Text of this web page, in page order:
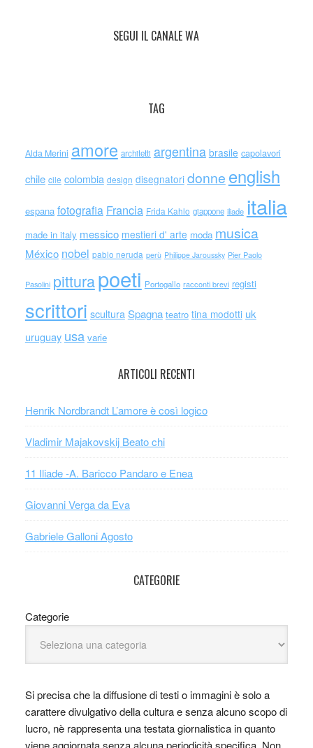
SEGUI IL CANALE WA
TAG
Alda Merini amore architetti argentina brasile capolavori
chile cile colombia design disegnatori donne english
espana fotografia Francia Frida Kahlo giappone iliade italia
made in italy messico mestieri d' arte moda musica
México nobel pablo neruda perù Philippe Jaroussky Pier Paolo
Pasolini pitturapoeti Portogallo racconti brevi registi
scrittori scultura Spagna teatro tina modotti uk
uruguay usa varie
ARTICOLI RECENTI
Henrik Nordbrandt L’amore è così logico
Vladimir Majakovskij Beato chi
11 Iliade -A. Baricco Pandaro e Enea
Giovanni Verga da Eva
Gabriele Galloni Agosto
CATEGORIE
Categorie
Si precisa che la diffusione di testi o immagini è solo a
carattere divulgativo della cultura e senza alcuno scopo di
lucro, nè rappresenta una testata giornalistica in quanto
viene aggiornata senza alcuna periodicità specifica. Non